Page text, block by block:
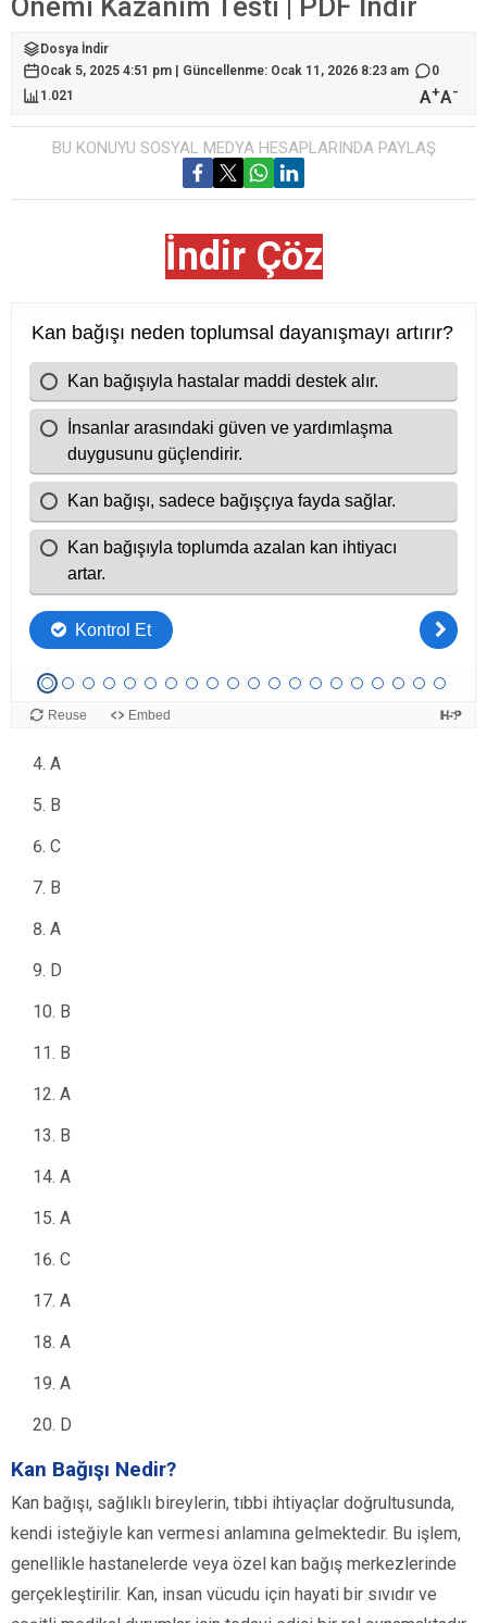
Önemi Kazanım Testi | PDF İndir
Dosya İndir
Ocak 5, 2025 4:51 pm | Güncellenme: Ocak 11, 2026 8:23 am
0
1.021
A+A-
BU KONUYU SOSYAL MEDYA HESAPLARINDA PAYLAŞ
İndir Çöz
Cevap Anahtarı
B
B
C
A
B
C
B
A
D
B
B
A
B
A
A
C
A
A
A
D
Kan Bağışı Nedir?
Kan bağışı, sağlıklı bireylerin, tıbbi ihtiyaçlar doğrultusunda,
kendi isteğiyle kan vermesi anlamına gelmektedir. Bu işlem,
genellikle hastanelerde veya özel kan bağış merkezlerinde
gerçekleştirilir. Kan, insan vücudu için hayati bir sıvıdır ve